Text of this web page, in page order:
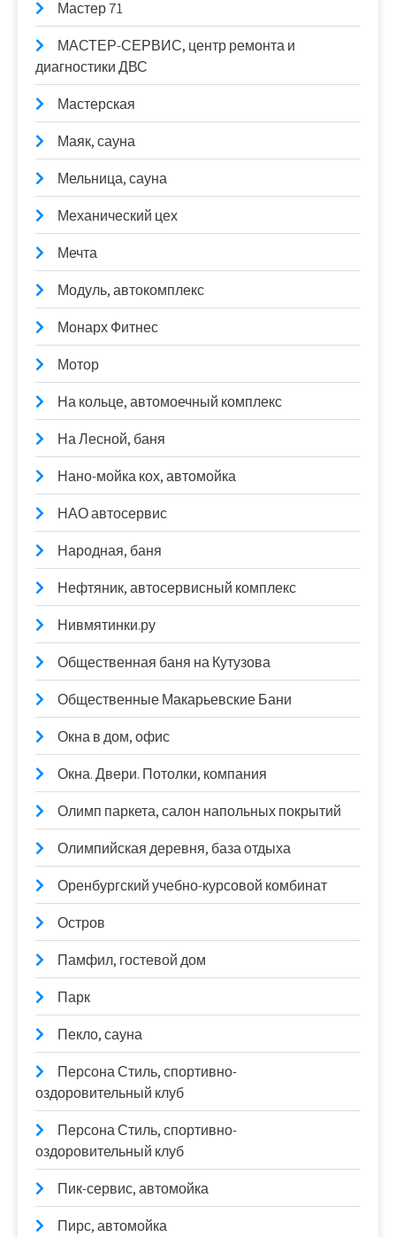
Мастер 71
МАСТЕР-СЕРВИС, центр ремонта и
диагностики ДВС
Мастерская
Маяк, сауна
Мельница, сауна
Механический цех
Мечта
Модуль, автокомплекс
Монарх Фитнес
Мотор
На кольце, автомоечный комплекс
На Лесной, баня
Нано-мойка кох, автомойка
НАО автосервис
Народная, баня
Нефтяник, автосервисный комплекс
Нивмятинки.ру
Общественная баня на Кутузова
Общественные Макарьевские Бани
Окна в дом, офис
Окна. Двери. Потолки, компания
Олимп паркета, салон напольных покрытий
Олимпийская деревня, база отдыха
Оренбургский учебно-курсовой комбинат
Остров
Памфил, гостевой дом
Парк
Пекло, сауна
Персона Стиль, спортивно-
оздоровительный клуб
Персона Стиль, спортивно-
оздоровительный клуб
Пик-сервис, автомойка
Пирс, автомойка